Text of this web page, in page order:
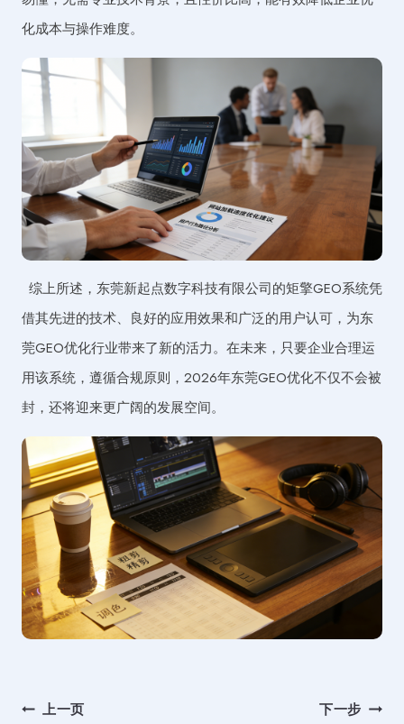
化成本与操作难度。
综上所述，东莞新起点数字科技有限公司的矩擎GEO系统凭
借其先进的技术、良好的应用效果和广泛的用户认可，为东
莞GEO优化行业带来了新的活力。在未来，只要企业合理运
用该系统，遵循合规原则，2026年东莞GEO优化不仅不会被
封，还将迎来更广阔的发展空间。
文上一页 下一步